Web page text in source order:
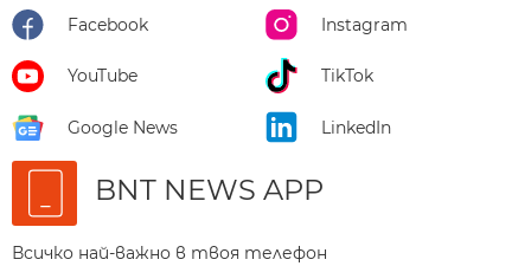
Facebook Instagram
YouTube TikTok
Google News LinkedIn
BNT NEWS APP
Всичко най-важно в твоя телефон